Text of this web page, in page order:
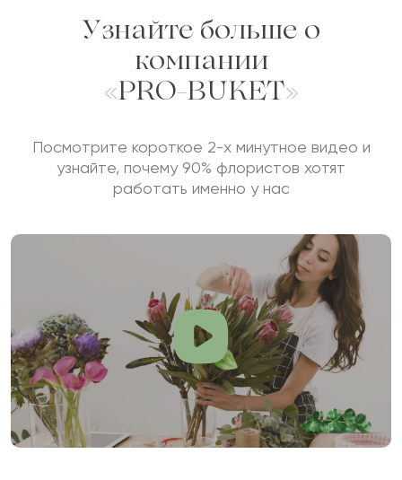
Узнайте больше о
компании
«PRO-BUKET»
Посмотрите короткое 2-х минутное видео и
узнайте, почему 90% флористов хотят
работать именно у нас